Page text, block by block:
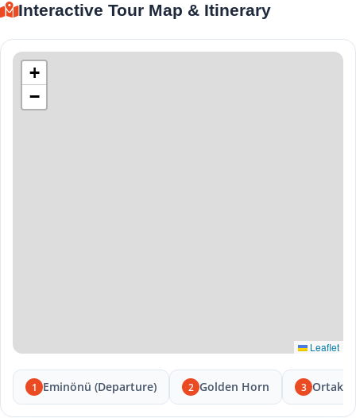
Interactive Tour Map & Itinerary
+
−
Leaflet
1 Eminönü (Departure) 2 Golden Horn 3